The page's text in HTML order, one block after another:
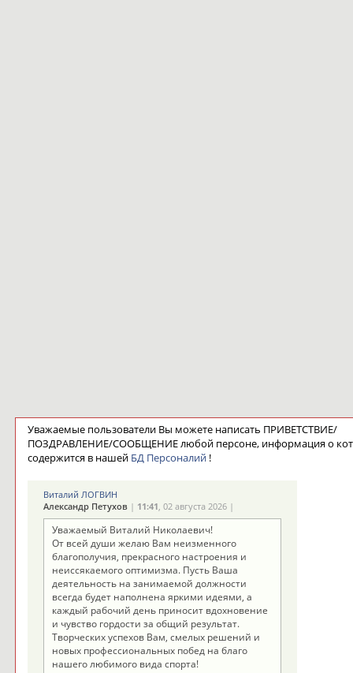
Уважаемые пользователи Вы можете написать ПРИВЕТСТВИЕ/
ПОЗДРАВЛЕНИЕ/СООБЩЕНИЕ любой персоне, информация о
содержится в нашей БД Персоналий!
Виталий ЛОГВИН
Александр Петухов| 11:41, 02 августа 2026 |
Уважаемый Виталий Николаевич!
От всей души желаю Вам неизменного
благополучия, прекрасного настроения и
неиссякаемого оптимизма. Пусть Ваша
деятельность на занимаемой должности
всегда будет наполнена яркими идеями, а
каждый рабочий день приносит вдохновение
и чувство гордости за общий результат.
Творческих успехов Вам, смелых решений и
новых профессиональных побед на благо
нашего любимого вида спорта!